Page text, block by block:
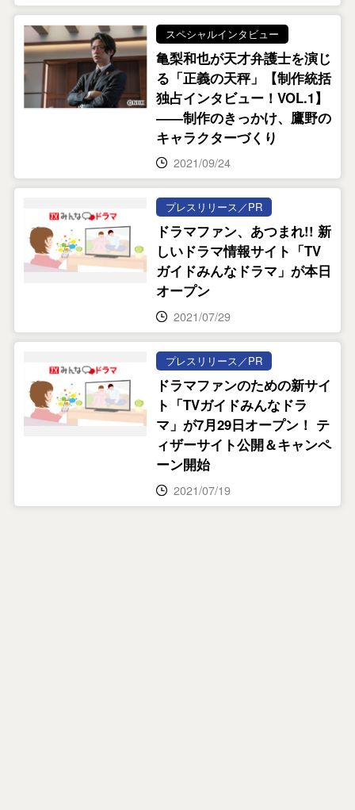
スペシャルインタビュー
亀梨和也が天才弁護士を演じ
る「正義の天秤」【制作統括
独占インタビュー！VOL.1】
――制作のきっかけ、鷹野の
キャラクターづくり
2021/09/24
プレスリリース／PR
ドラマファン、あつまれ!! 新
しいドラマ情報サイト「TV
ガイドみんなドラマ」が本日
オープン
2021/07/29
プレスリリース／PR
ドラマファンのための新サイ
ト「TVガイドみんなドラ
マ」が7月29日オープン！ テ
ィザーサイト公開＆キャンペ
ーン開始
2021/07/19